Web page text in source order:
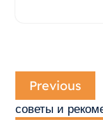
Навигация
по
записям
Previous
советы и